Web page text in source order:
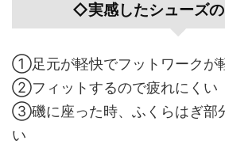
◇実感したシューズの
①足元が軽快でフットワークが
②フィットするので疲れにくい
③磯に座った時、ふくらはぎ部
い